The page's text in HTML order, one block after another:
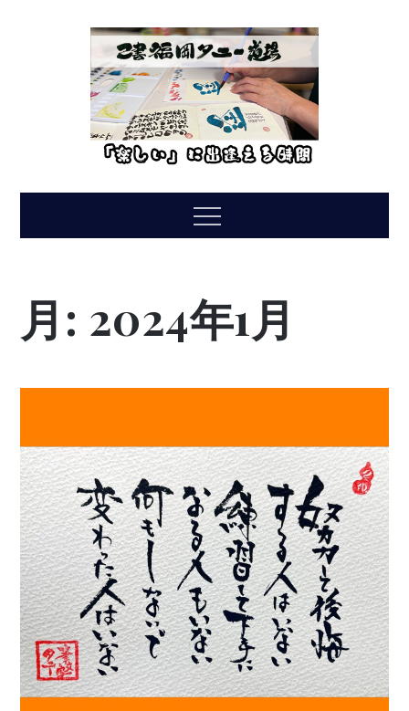
Menu
月: 2024年1月